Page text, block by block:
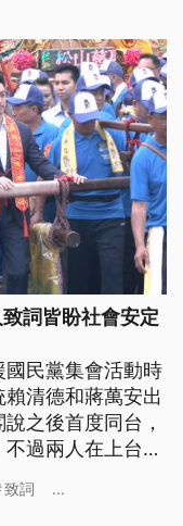
詞皆盼社會安定
民黨集會活動時
清德和蔣萬安出
之後首度同台，
過兩人在上台致
致詞 ...